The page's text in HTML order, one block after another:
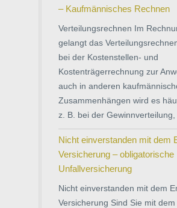
– Kaufmännisches Rechnen
Verteilungsrechnen Im
gelangt das
bei der Kostenstellen- und
Kostenträgerrechnung zur
auch in anderen
Zusammenhängen wird es
z. B. bei der
Nicht einverstanden mit dem
Versicherung – obligatorische
Unfallversicherung
Nicht einverstanden mit dem
Versicherung Sind Sie mit